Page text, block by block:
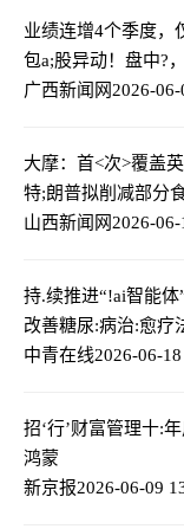
业绩连增4个季度，
包a;股异动！盘中?
广西新闻网2026-
大摩：首<次>覆盖
特;朗普拟削减部分
山西新闻网2026-
持.续推进“!ai智能
改善糖尿:病治:愈疗
中青在线2026-06-
招‘行’财富管理十:
鸿蒙
新京报2026-06-09